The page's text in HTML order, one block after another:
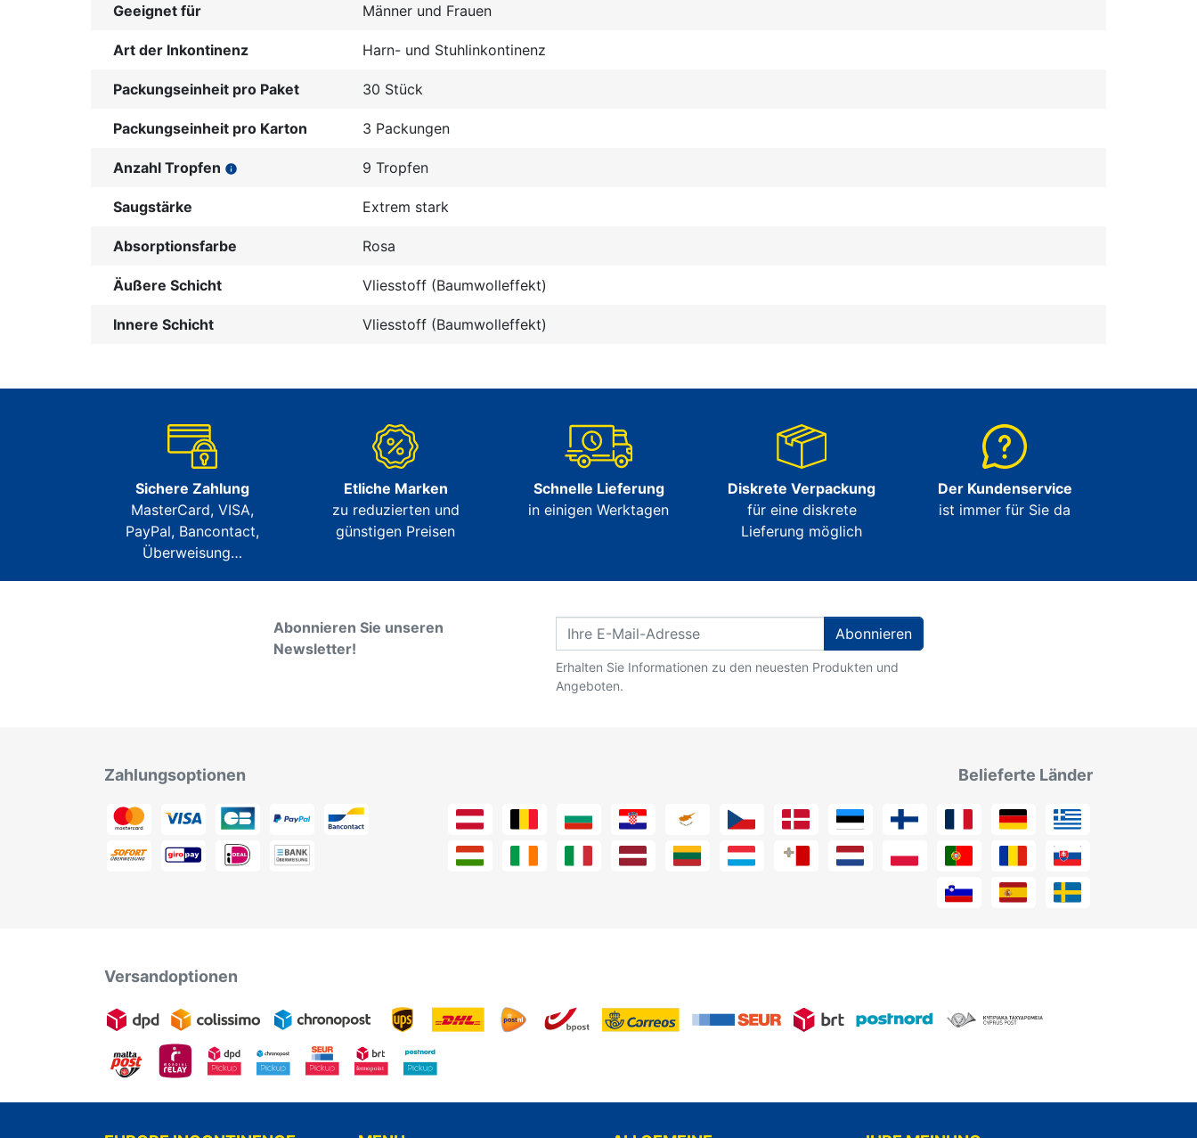
Geeignet für Männer und Frauen
Art der Inkontinenz Harn- und Stuhlinkontinenz
Packungseinheit pro Paket 30 Stück
Packungseinheit pro Karton 3 Packungen
Anzahl Tropfen info 9 Tropfen
Saugstärke Extrem stark
Absorptionsfarbe Rosa
Äußere Schicht Vliesstoff (Baumwolleffekt)
Innere Schicht Vliesstoff (Baumwolleffekt)
Sichere Zahlung
MasterCard, VISA,
PayPal, Bancontact,
Überweisung…
Etliche Marken
zu reduzierten und
günstigen Preisen
Schnelle Lieferung
in einigen Werktagen
Diskrete Verpackung
für eine diskrete
Lieferung möglich
Der Kundenservice
ist immer für Sie da
Abonnieren Sie unseren
Newsletter!
Abonnieren
Erhalten Sie Informationen zu den neuesten Produkten und
Angeboten.
Zahlungsoptionen Belieferte Länder
Versandoptionen